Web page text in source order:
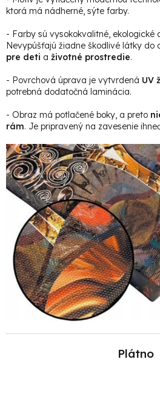
ktorá má nádherné, sýte farby.
- Farby sú vysokokvalitné, ekologické
Nevypúšťajú žiadne škodlivé látky do
pre deti a životné prostredie.
- Povrchová úprava je vytvrdená UV
potrebná dodatočná laminácia.
- Obraz má potlačené boky, a preto
rám. Je pripravený na zavesenie
Plátno